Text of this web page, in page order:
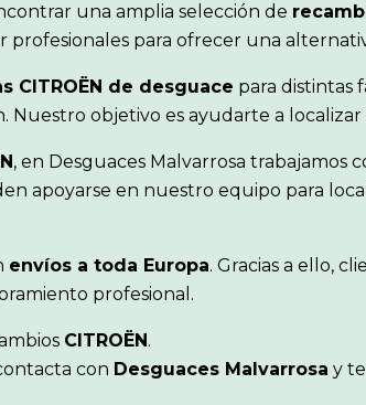
una amplia selección de
para ofrecer una
CITROËN de desguace para distintas
Nuestro objetivo es ayudarte a
, en Desguaces Malvarrosa trabajamos
apoyarse en nuestro equipo para
envíos a toda Europa. Gracias a ello,
profesional.
CITROËN.
con Desguaces Malvarrosa y